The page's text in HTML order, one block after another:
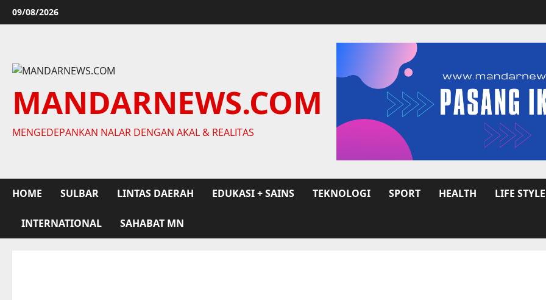
Skip
to
09/08/2026
MANDARNEWS.COM
MENGEDEPANKAN NALAR DENGAN AKAL & REALITAS
HOME SULBAR LINTAS DAERAH EDUKASI + SAINS TEKNOLOGI SPORT HEALTH LIFE STYLE
INTERNATIONAL SAHABAT MN